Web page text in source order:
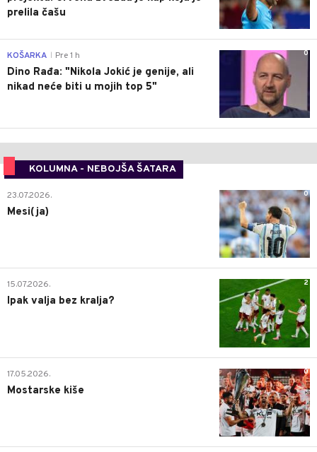
prelila čašu
0
KOŠARKA Pre 1 h
Dino Rađa: "Nikola Jokić je genije, ali
nikad neće biti u mojih top 5"
KOLUMNA - NEBOJŠA ŠATARA
0
23.07.2026.
Mesi(ja)
2
15.07.2026.
Ipak valja bez kralja?
0
17.05.2026.
Mostarske kiše